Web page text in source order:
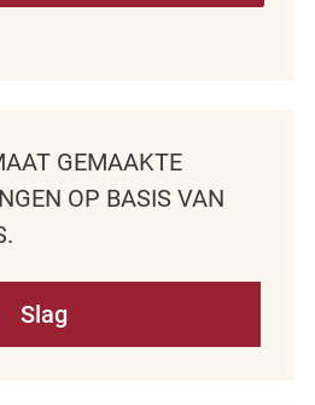
GEMAAKTE
OP BASIS VAN
Slag